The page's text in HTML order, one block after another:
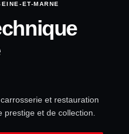
ET-MARNE
et restauration
et de collection.